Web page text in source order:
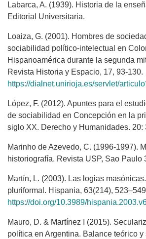
Labarca, A. (1939). Historia de la
Editorial Universitaria.
Loaiza, G. (2001). Hombres de
sociabilidad político-intelectual en
Hispanoamérica durante la segunda
Revista Historia y Espacio, 17, 93-130.
https://dialnet.unirioja.es/servlet/
López, F. (2012). Apuntes para el
de sociabilidad en Concepción en la
siglo XX. Derecho y Humanidades. 20:
Marinho de Azevedo, C. (1996-1997).
historiografía. Revista USP, Sao Paulo
Martín, L. (2003). Las logias
pluriformal. Hispania, 63(214),
https://doi.org/10.3989/
Mauro, D. & Martínez I (2015).
política en Argentina. Balance teórico